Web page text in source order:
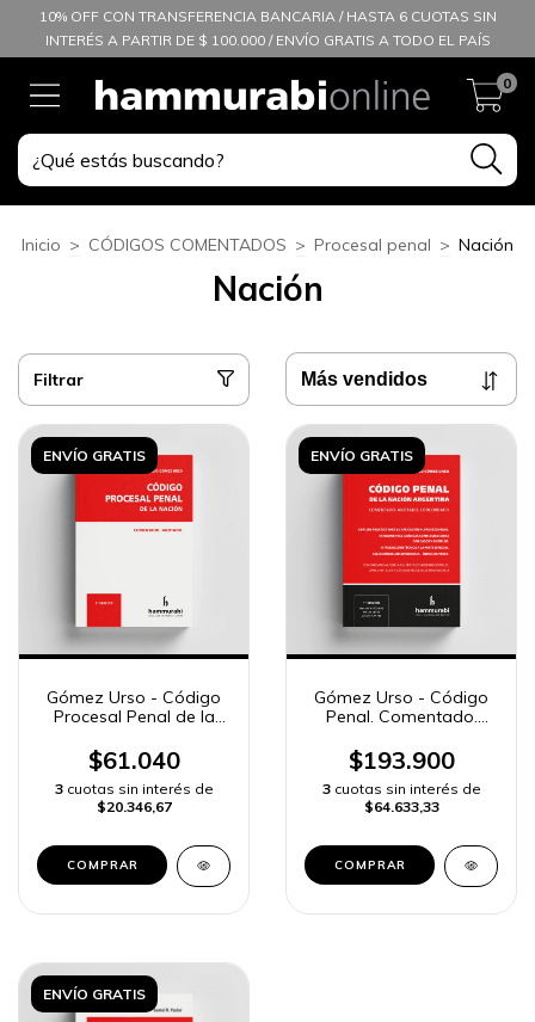
10% OFF CON TRANSFERENCIA BANCARIA / HASTA 6 CUOTAS SIN
INTERÉS A PARTIR DE $ 100.000 / ENVÍO GRATIS A TODO EL PAÍS
0
Inicio > CÓDIGOS COMENTADOS > Procesal penal > Nación
Nación
Filtrar
ENVÍO GRATIS
Gómez Urso - Código
Procesal Penal de la
$61.040
3 cuotas sin interés de
$20.346,67
COMPRAR
ENVÍO GRATIS
Gómez Urso - Código
Penal. Comentado.
$193.900
3 cuotas sin interés de
$64.633,33
COMPRAR
ENVÍO GRATIS